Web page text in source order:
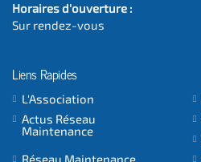
Horaires d'ouverture :
Sur rendez-vous
Liens Rapides
L'Association
Actus Réseau
Maintenance
Réseau Maintenance